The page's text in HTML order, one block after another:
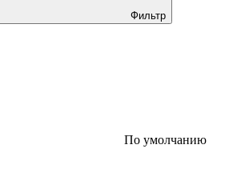
Фильтр
По умолчанию